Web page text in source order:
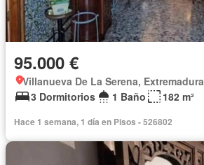
95.000 €
Villanueva De La Serena, Extremadura
3 Dormitorios
1 Baño 182 m²
Hace 1 semana, 1 día en Pisos - 526802